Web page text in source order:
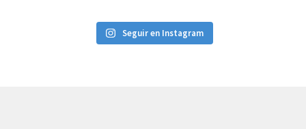
Seguir en Instagram